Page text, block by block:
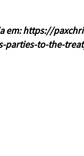
em:https://
parties-to-the-